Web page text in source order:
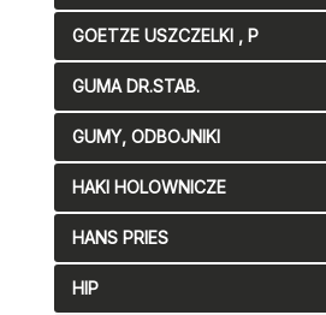
GOETZE USZCZELKI , P
GUMA DR.STAB.
GUMY, ODBOJNIKI
HAKI HOLOWNICZE
HANS PRIES
HIP